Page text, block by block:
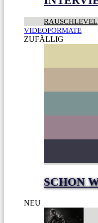
RAUSCHLEVEL
VIDEOFORMATE
ZUFÄLLIG
SCHON
NEU